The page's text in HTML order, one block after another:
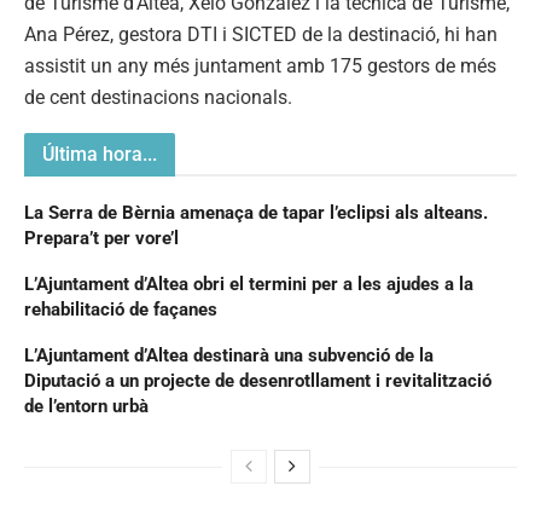
Ana Pérez, gestora DTI i SICTED de la destinació, hi han
assistit un any més juntament amb 175 gestors de més
de cent destinacions nacionals.
Última hora...
La Serra de Bèrnia amenaça de tapar l’eclipsi als alteans.
Prepara’t per vore’l
L’Ajuntament d’Altea obri el termini per a les ajudes a la
rehabilitació de façanes
L’Ajuntament d’Altea destinarà una subvenció de la
Diputació a un projecte de desenrotllament i revitalització
de l’entorn urbà